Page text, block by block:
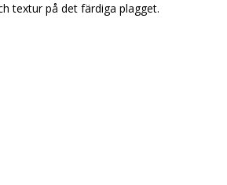
textur på det färdiga plagget.